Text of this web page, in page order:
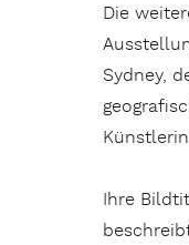
Die
Sydney,
Ihre